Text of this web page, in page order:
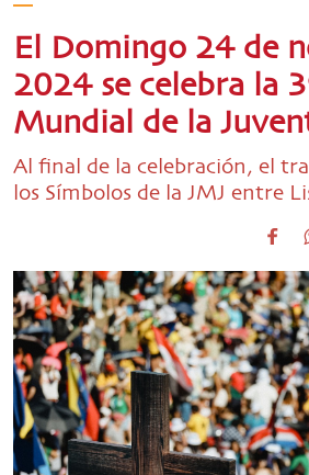
El Domingo 24 de
2024 se celebra la
Mundial de la
Al final de la celebración, el
los Símbolos de la JMJ entre